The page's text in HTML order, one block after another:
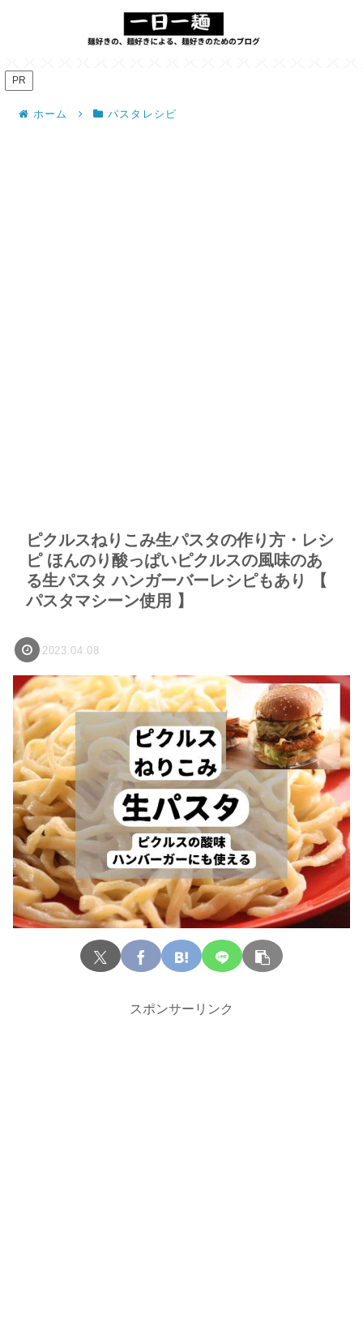
PR
ホーム パスタレシピ
ピクルスねりこみ生パスタの作り方・レシ
ピ ほんのり酸っぱいピクルスの風味のあ
る生パスタ ハンガーバーレシピもあり 【
パスタマシーン使用 】
2023.04.08
スポンサーリンク